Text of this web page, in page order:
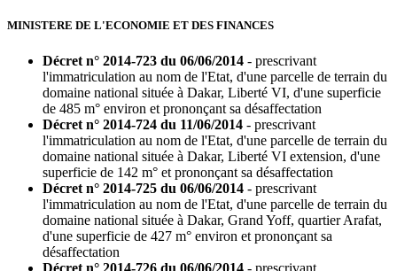
MINISTERE DE L'ECONOMIE ET DES FINANCES
Décret n° 2014-723 du 06/06/2014 - prescrivant
l'immatriculation au nom de l'Etat, d'une parcelle de terrain du
domaine national située à Dakar, Liberté VI, d'une superficie
de 485 m° environ et prononçant sa désaffectation
Décret n° 2014-724 du 11/06/2014 - prescrivant
l'immatriculation au nom de l'Etat, d'une parcelle de terrain du
domaine national située à Dakar, Liberté VI extension, d'une
superficie de 142 m° et prononçant sa désaffectation
Décret n° 2014-725 du 06/06/2014 - prescrivant
l'immatriculation au nom de l'Etat, d'une parcelle de terrain du
domaine national située à Dakar, Grand Yoff, quartier Arafat,
d'une superficie de 427 m° environ et prononçant sa
désaffectation
Décret n° 2014-726 du 06/06/2014 - prescrivant